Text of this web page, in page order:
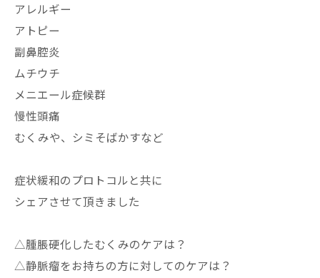
アレルギー
アトピー
副鼻腔炎
ムチウチ
メニエール症候群
慢性頭痛
むくみや、シミそばかすなど
症状緩和のプロトコルと共に
シェアさせて頂きました
△腫脹硬化したむくみのケアは？
△静脈瘤をお持ちの方に対してのケアは？